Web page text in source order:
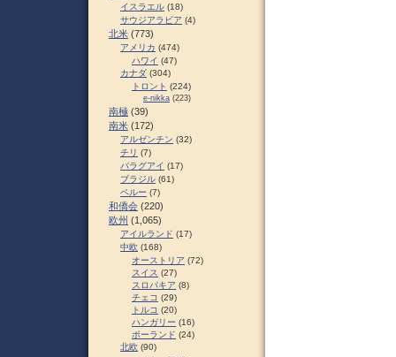
イスラエル (18)
サウジアラビア (4)
北米 (773)
アメリカ (474)
ハワイ (47)
カナダ (304)
トロント (224)
e-nikka (223)
南極 (39)
南米 (172)
アルゼンチン (32)
チリ (7)
パラグアイ (17)
ブラジル (61)
ペルー (7)
和僑会 (220)
欧州 (1,065)
アイルランド (17)
中欧 (168)
オーストリア (72)
スイス (27)
スロパキア (8)
チェコ (29)
トルコ (20)
ハンガリー (16)
ポーランド (24)
北欧 (90)